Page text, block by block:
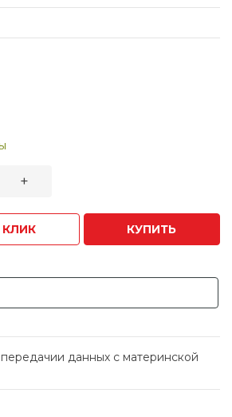
+
КЛИК КУПИТЬ
данных с материнской